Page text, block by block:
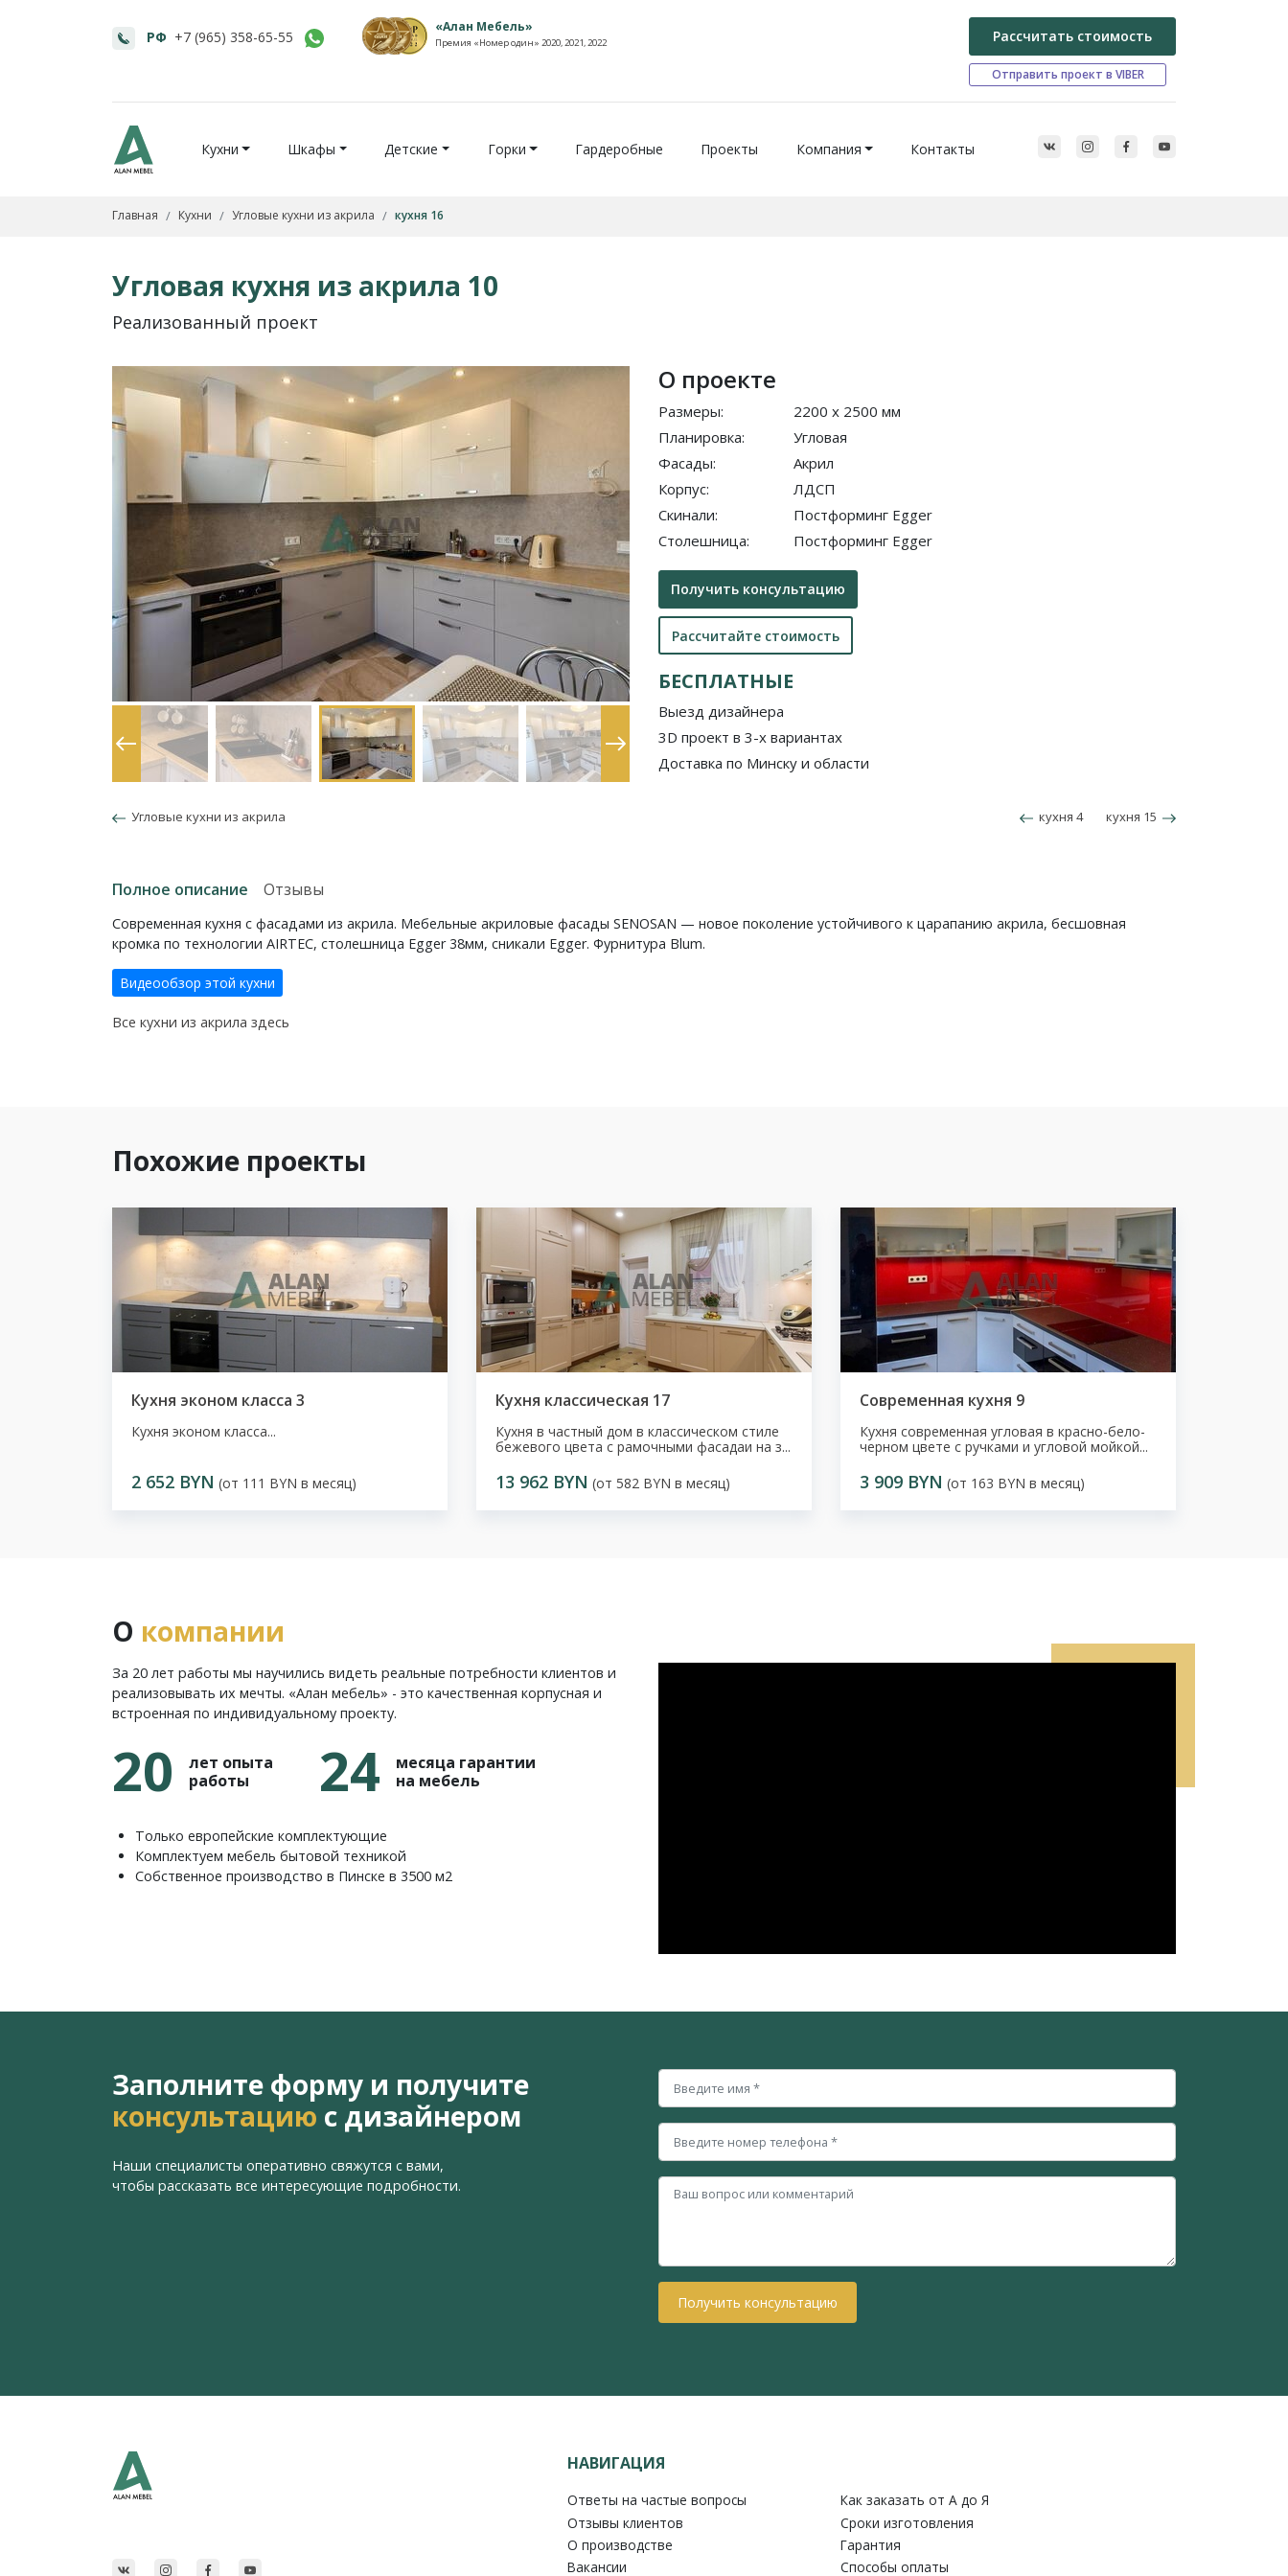
РФ +7 (965) 358-65-55
«Алан Мебель»
Премия «Номер один» 2020, 2021, 2022 Рассчитать стоимость
Отправить проект в VIBER
Кухни Шкафы Детские Горки Гардеробные Проекты Компания Контакты
Главная Кухни Угловые кухни из акрила кухня 16
Угловая кухня из акрила 10
Реализованный проект
О проекте
Размеры:
Планировка:
Фасады:
Корпус:
Скинали:
Столешница:
2200 x 2500 мм
Угловая
Акрил
ЛДСП
Постформинг Egger
Постформинг Egger
Получить консультацию
Рассчитайте стоимость
БЕСПЛАТНЫЕ
Выезд дизайнера
3D проект в 3-х вариантах
Доставка по Минску и области
Угловые кухни из акрила кухня 4 кухня 15
Полное описание Отзывы
Современная кухня с фасадами из акрила. Мебельные акриловые фасады SENOSAN — новое поколение устойчивого к царапанию акрила, бесшовная
кромка по технологии AIRTEC, столешница Egger 38мм, сникали Egger. Фурнитура Blum.
Видеообзор этой кухни
Все кухни из акрила здесь
Похожие проекты
Кухня эконом класса 3
Кухня эконом класса...
2 652 BYN (от 111 BYN в месяц)
Кухня классическая 17
Кухня в частный дом в классическом стиле
бежевого цвета с рамочными фасадаи на з...
13 962 BYN (от 582 BYN в месяц)
Современная кухня 9
Кухня современная угловая в красно-бело-
черном цвете с ручками и угловой мойкой...
3 909 BYN (от 163 BYN в месяц)
О компании
За 20 лет работы мы научились видеть реальные потребности клиентов и
реализовывать их мечты. «Алан мебель» - это качественная корпусная и
встроенная по индивидуальному проекту.
20
лет опыта
работы
24
месяца гарантии
на мебель
Только европейские комплектующие
Комплектуем мебель бытовой техникой
Собственное производство в Пинске в 3500 м2
Заполните форму и получите
консультацию с дизайнером
Наши специалисты оперативно свяжутся с вами,
чтобы рассказать все интересующие подробности.
Получить консультацию
НАВИГАЦИЯ
Ответы на частые вопросы
Отзывы клиентов
О производстве
Вакансии
Как заказать от A до Я
Сроки изготовления
Гарантия
Способы оплаты